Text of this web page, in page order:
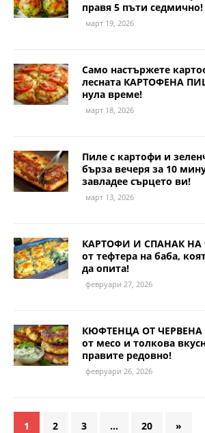
правя 5 пъти седмично!
март 19, 2026
Само настържете
лесната КАРТОФЕНА
нула време!
март 18, 2026
Пиле с картофи и
бърза вечеря за 10
завладее сърцето ви!
март 13, 2026
КАРТОФИ И СПАНАК НА
от тефтера на баба,
да опита!
февруари 27, 2026
КЮФТЕНЦА ОТ ЧЕРВЕНА
от месо и толкова
правите редовно!
февруари 26, 2026
1 2 3 … 20 »